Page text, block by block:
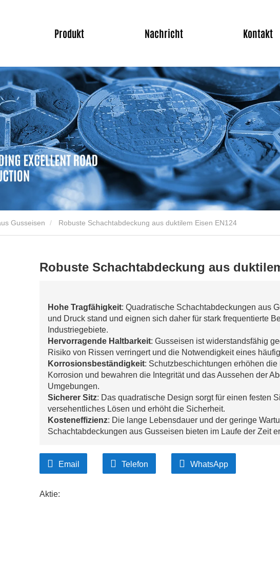
Produkt Nachricht Kontakt
Gusseisen Robuste Schachtabdeckung aus duktilem Eisen EN124
Robuste Schachtabdeckung aus
Hohe Tragfähigkeit: Quadratische Schachtabdeckungen aus
und Druck stand und eignen sich daher für stark frequentierte
Industriegebiete.
Hervorragende Haltbarkeit: Gusseisen ist widerstandsfähig
Risiko von Rissen verringert und die Notwendigkeit eines
Korrosionsbeständigkeit: Schutzbeschichtungen erhöhen
Korrosion und bewahren die Integrität und das Aussehen der
Umgebungen.
Sicherer Sitz: Das quadratische Design sorgt für einen festen
versehentliches Lösen und erhöht die Sicherheit.
Kosteneffizienz: Die lange Lebensdauer und der geringe
Schachtabdeckungen aus Gusseisen bieten im Laufe der Zeit
Email Telefon WhatsApp
Aktie: